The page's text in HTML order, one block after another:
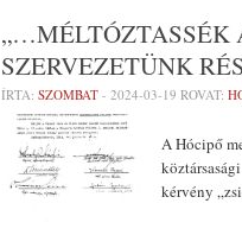
„…MÉLTÓZTASSÉK
SZERVEZETÜNK
ÍRTA: SZOMBAT - 2024-03-19 ROVAT:
A Hócipő
kérvény